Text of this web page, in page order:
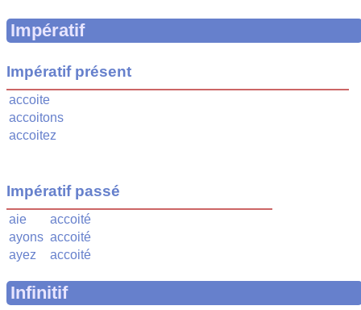
Impératif
Impératif présent
accoite
accoitons
accoitez
Impératif passé
aie
accoité
ayons accoité
ayez
accoité
Infinitif